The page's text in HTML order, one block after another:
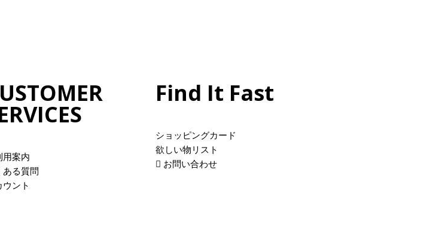
用案内
ある質問
ウント
Find It Fast
ショッピングカード
欲しい物リスト
お問い合わせ